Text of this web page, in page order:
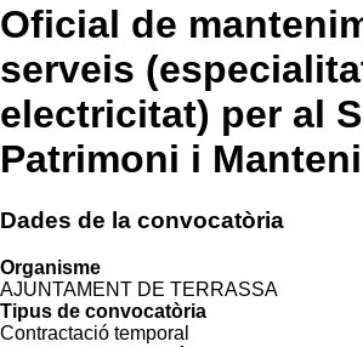
Oficial de
serveis
electricitat) per al
Patrimoni i
Dades de la convocatòria
Organisme
AJUNTAMENT DE TERRASSA
Tipus de convocatòria
Contractació temporal